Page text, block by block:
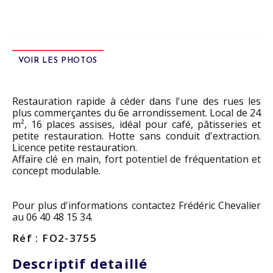
VOIR LES PHOTOS
Restauration rapide à céder dans l'une des rues les
plus commerçantes du 6e arrondissement. Local de 24
m², 16 places assises, idéal pour café, pâtisseries et
petite restauration. Hotte sans conduit d'extraction.
Licence petite restauration.
Affaire clé en main, fort potentiel de fréquentation et
concept modulable.
Pour plus d'informations contactez Frédéric Chevalier
au 06 40 48 15 34.
Réf : FO2-3755
Descriptif detaillé